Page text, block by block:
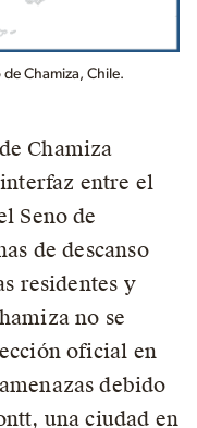
Chamiza, Chile.
Chamiza
entre el
Seno de
de descanso
residentes y
no se
oficial en
debido
una ciudad en